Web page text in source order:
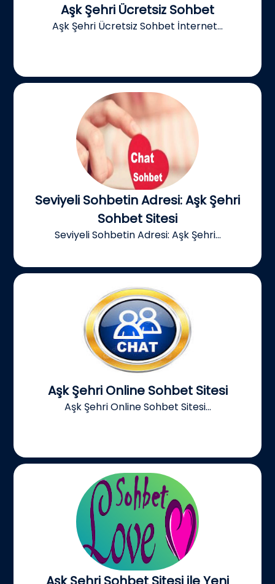
Aşk Şehri Ücretsiz Sohbet
Aşk Şehri Ücretsiz Sohbet İnternet...
Seviyeli Sohbetin Adresi: Aşk Şehri
Sohbet Sitesi
Seviyeli Sohbetin Adresi: Aşk Şehri...
Aşk Şehri Online Sohbet Sitesi
Aşk Şehri Online Sohbet Sitesi...